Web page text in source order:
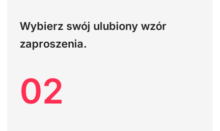
Wybierz swój ulubiony wzór
zaproszenia.
02